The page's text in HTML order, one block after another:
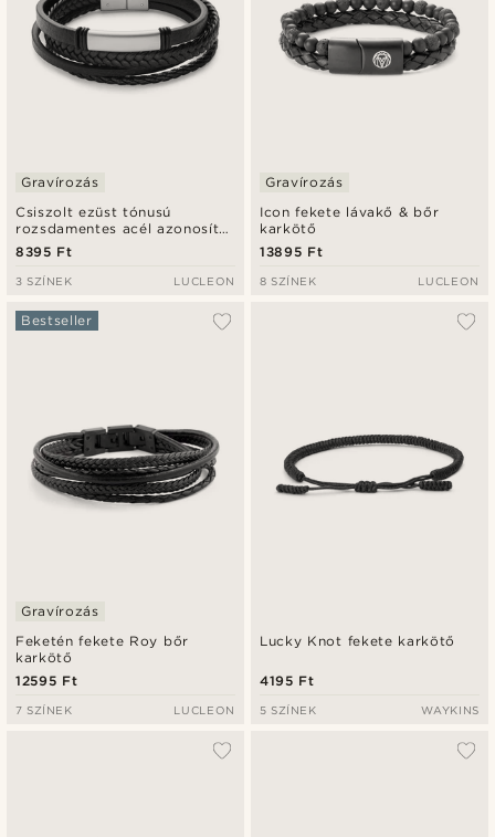
Csiszolt ezüst tónusú
rozsdamentes acél azonosító
karkötő
Gravírozás
8395 Ft
3 SZÍNEK LUCLEON
Icon fekete lávakő & bőr
karkötő
Gravírozás
13895 Ft
8 SZÍNEK LUCLEON
Feketén fekete Roy bőr
karkötő
Bestseller
Gravírozás
12595 Ft
7 SZÍNEK LUCLEON
Lucky Knot fekete karkötő
4195 Ft
5 SZÍNEK WAYKINS